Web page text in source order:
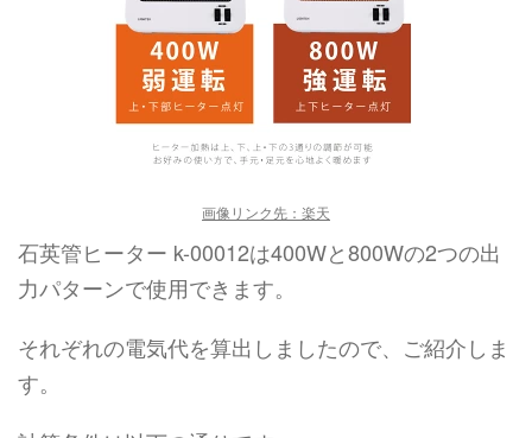
画像リンク先：楽天
石英管ヒーター k-00012は400Wと800Wの2つの出
力パターンで使用できます。
それぞれの電気代を算出しましたので、ご紹介しま
す。